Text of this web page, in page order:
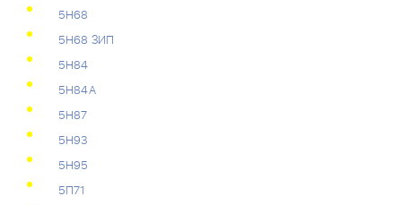
5Н68
5Н68 ЗИП
5Н84
5Н84А
5Н87
5Н93
5Н95
5П71